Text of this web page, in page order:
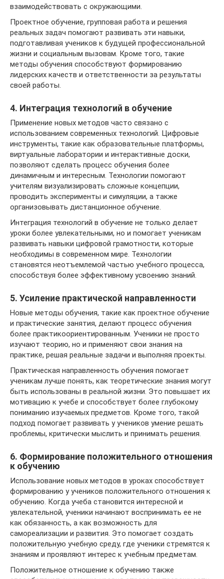
взаимодействовать с окружающими.
Проектное обучение, групповая работа и решения
реальных задач помогают развивать эти навыки,
подготавливая учеников к будущей профессиональной
жизни и социальным вызовам. Кроме того, такие
методы обучения способствуют формированию
лидерских качеств и ответственности за результаты
своей работы.
4. Интеграция технологий в обучение
Применение новых методов часто связано с
использованием современных технологий. Цифровые
инструменты, такие как образовательные платформы,
виртуальные лаборатории и интерактивные доски,
позволяют сделать процесс обучения более
динамичным и интересным. Технологии помогают
учителям визуализировать сложные концепции,
проводить эксперименты и симуляции, а также
организовывать дистанционное обучение.
Интеграция технологий в обучение не только делает
уроки более увлекательными, но и помогает ученикам
развивать навыки цифровой грамотности, которые
необходимы в современном мире. Технологии
становятся неотъемлемой частью учебного процесса,
способствуя более эффективному усвоению знаний.
5. Усиление практической направленности
Новые методы обучения, такие как проектное обучение
и практические занятия, делают процесс обучения
более практикоориентированным. Ученики не просто
изучают теорию, но и применяют свои знания на
практике, решая реальные задачи и выполняя проекты.
Практическая направленность обучения помогает
ученикам лучше понять, как теоретические знания могут
быть использованы в реальной жизни. Это повышает их
мотивацию к учебе и способствует более глубокому
пониманию изучаемых предметов. Кроме того, такой
подход помогает развивать у учеников умение решать
проблемы, критически мыслить и принимать решения.
6. Формирование положительного отношения
к обучению
Использование новых методов в уроках способствует
формированию у учеников положительного отношения к
обучению. Когда учеба становится интересной и
увлекательной, ученики начинают воспринимать ее не
как обязанность, а как возможность для
самореализации и развития. Это помогает создать
положительную учебную среду, где ученики стремятся к
знаниям и проявляют интерес к учебным предметам.
Положительное отношение к обучению также